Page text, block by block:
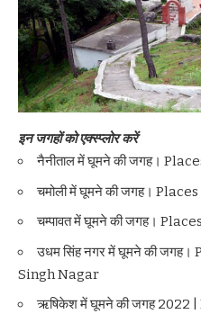
इन जगहों को एक्स्प्लोर करें
नैनीताल में घूमने की जगह।
चमोली में घूमने की जगह।
चम्पावत में घूमने की जगह।
उधम सिंह नगर में घूमने की
Singh Nagar
ऋषिकेश में घूमने की जगह 2022